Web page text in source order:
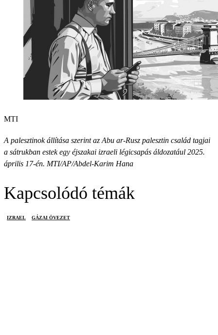
MTI
A palesztinok állítása szerint az Abu ar-Rusz palesztin család tagjai
a sátrukban estek egy éjszakai izraeli légicsapás áldozatául 2025.
április 17-én. MTI/AP/Abdel-Karim Hana
Kapcsolódó témák
IZRAEL GÁZAI ÖVEZET